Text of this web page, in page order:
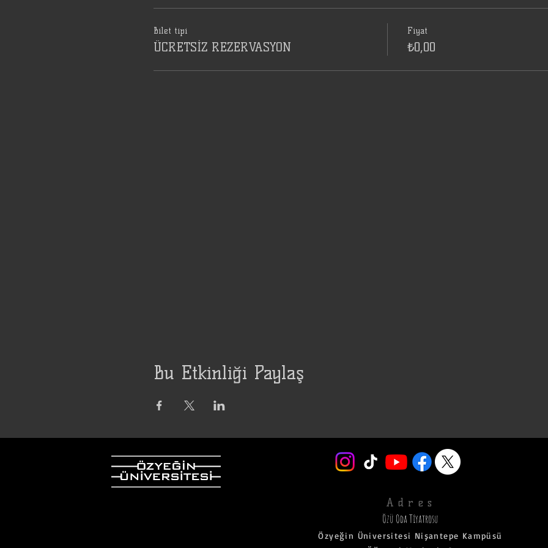
Bilet tipi
ÜCRETSİZ REZERVASYON
Fiyat
₺0,00
Bu Etkinliği Paylaş
Adres
Özü Oda Tiyatrosu
Özyeğin Üniversitesi Nişantepe Kampüsü